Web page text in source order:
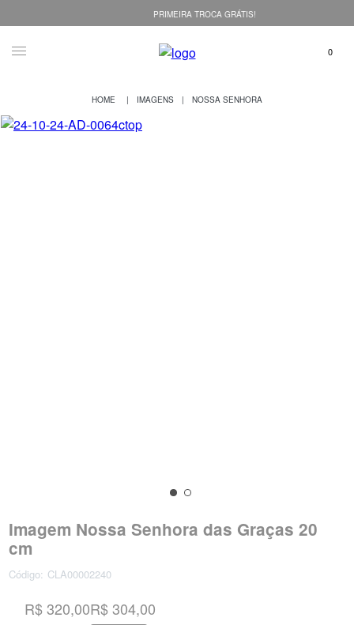
PRIMEIRA TROCA GRÁTIS!
IMAGENS NOSSA SENHORA
Imagem Nossa Senhora das Graças 20
cm
Código: CLA00002240
R$ 320,00R$ 304,00